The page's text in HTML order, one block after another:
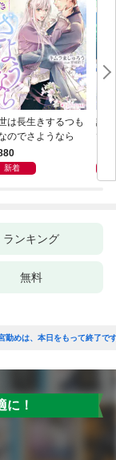
は長生きするつも
のでさようなら
新着
話
で
ランキング
無料
勤めは、本日をもって終了で
に！